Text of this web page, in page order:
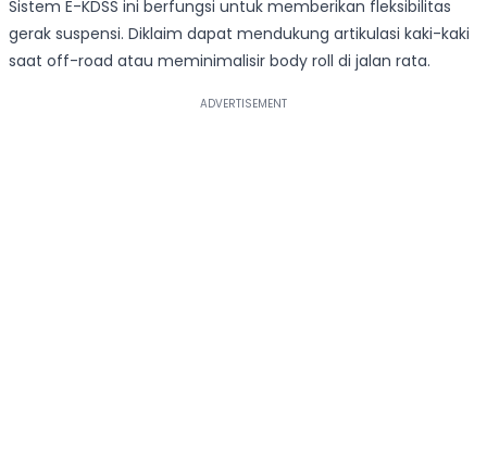
Sistem E-KDSS ini berfungsi untuk memberikan fleksibilitas
gerak suspensi. Diklaim dapat mendukung artikulasi kaki-kaki
saat off-road atau meminimalisir body roll di jalan rata.